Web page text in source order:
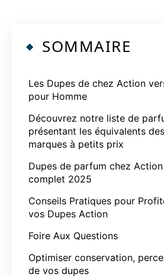
SOMMAIRE
Les Dupes de chez Action
pour Homme
Découvrez notre liste de
présentant les équivalents
marques à petits prix
Dupes de parfum chez
complet 2025
Conseils Pratiques pour
vos Dupes Action
Foire Aux Questions
Optimiser conservation,
de vos dupes